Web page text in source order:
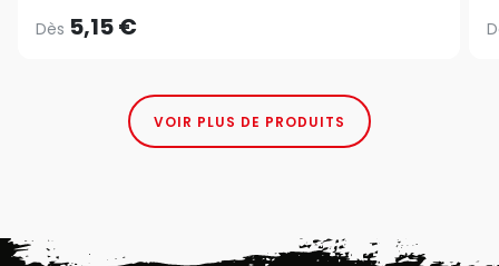
Dès 5,15 €
VOIR PLUS DE PRODUITS